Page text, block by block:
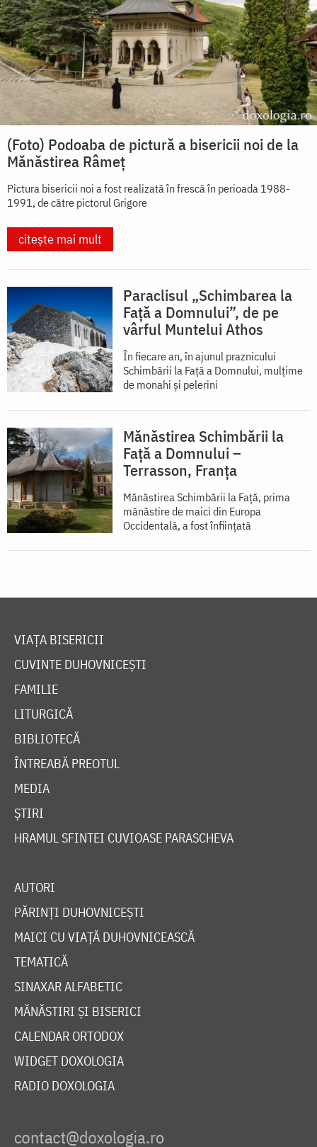
(Foto) Podoaba de pictură a bisericii noi de la
Mănăstirea Râmeț
Pictura bisericii noi a fost realizată în frescă în perioada 1988-
1991, de către pictorul Grigore
citește mai mult
Paraclisul „Schimbarea la
Față a Domnului”, de pe
vârful Muntelui Athos
În fiecare an, în ajunul praznicului
Schimbării la Faţă a Domnului, mulţime
de monahi şi pelerini
Mănăstirea Schimbării la
Față a Domnului –
Terrasson, Franţa
Mănăstirea Schimbării la Față, prima
mănăstire de maici din Europa
Occidentală, a fost înființată
VIAȚA BISERICII
CUVINTE DUHOVNICEȘTI
FAMILIE
LITURGICĂ
BIBLIOTECĂ
ÎNTREABĂ PREOTUL
MEDIA
ȘTIRI
HRAMUL SFINTEI CUVIOASE PARASCHEVA
AUTORI
PĂRINȚI DUHOVNICEȘTI
MAICI CU VIAȚĂ DUHOVNICEASCĂ
TEMATICĂ
SINAXAR ALFABETIC
MĂNĂSTIRI ȘI BISERICI
CALENDAR ORTODOX
WIDGET DOXOLOGIA
RADIO DOXOLOGIA